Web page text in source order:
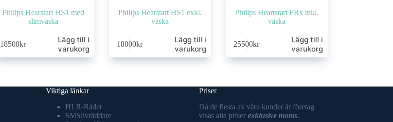
Philips Hearstart HS1 med
slimväska
18500kr
Lägg till i
varukorg
Philips Hearstart HS1 exkl.
väska
18000kr
Lägg till i
varukorg
Philips Heartstart FRx inkl.
väska
25500kr
Lägg till i
varukorg
Viktiga länkar
HLR-Rådet
SMSlivräddare
Priser
Då de flesta av våra kunder är företag
visas alla priser exklusive moms.